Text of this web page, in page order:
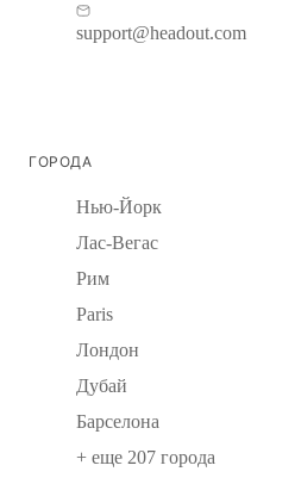
support@headout.com
ГОРОДА
Нью-Йорк
Лас-Вегас
Рим
Paris
Лондон
Дубай
Барселона
+ еще 207 города